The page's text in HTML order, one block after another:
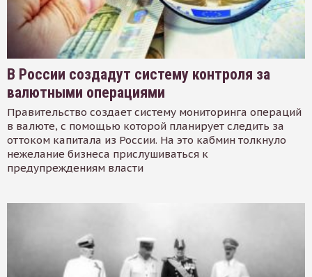
В России создадут систему контроля за
валютными операциями
Правительство создает систему мониторинга операций
в валюте, с помощью которой планирует следить за
оттоком капитала из России. На это кабмин толкнуло
нежелание бизнеса прислушиваться к
предупреждениям власти